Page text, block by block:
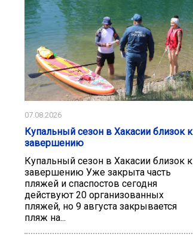
07.08.2026
Купальный сезон в Хакасии близок к
завершению
Купальный сезон в Хакасии близок к
завершению Уже закрыта часть
пляжей и спаспостов сегодня
действуют 20 организованных
пляжей, но 9 августа закрывается
пляж на...